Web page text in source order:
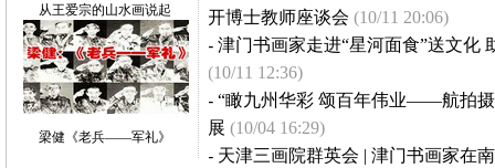
从王爱宗的山水画说起
梁健《老兵——军礼》
开博士教师座谈会(10/11 20:06)
-津门书画家走进“星河面食”送文化
(10/11 12:36)
-“瞰九州华彩 颂百年伟业——航拍
展 (10/04 16:29)
- 天津三画院群英会 | 津门书画家在